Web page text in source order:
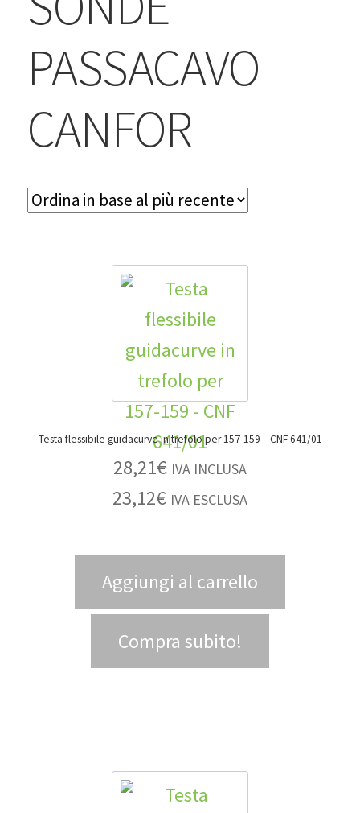
BLOG
Accedi/Registrati
PASSACAVO
CANFOR
Testa flessibile guidacurve in trefolo per 157-159 – CNF 641/01
28,21€ IVA INCLUSA
23,12€ IVA ESCLUSA
Aggiungi al carrello
Compra subito!